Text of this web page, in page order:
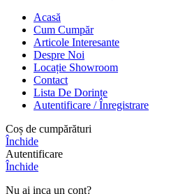
Acasă
Cum Cumpăr
Articole Interesante
Despre Noi
Locație Showroom
Contact
Lista De Dorințe
Autentificare / Înregistrare
Coș de cumpărături
Închide
Autentificare
Închide
Nu ai inca un cont?